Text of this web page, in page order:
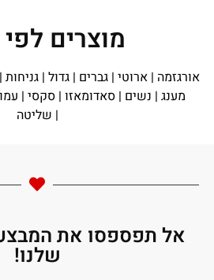
מוצרים
אורגזמה | ארוטי | גברים | גדול | גניחות |
מענג | נשים |סאדומאזו |סקסי |
| שליטה
אל תפספסו את
שלנו!